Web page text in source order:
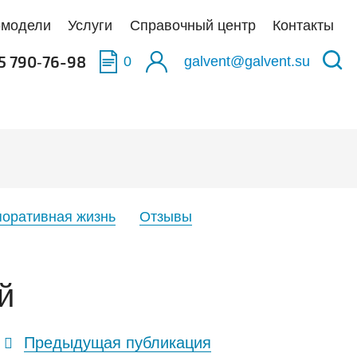
Услуги Справочный центр Контакты
790‑76-98 0 galvent@galvent.su
жизнь
Отзывы
Предыдущая публикация